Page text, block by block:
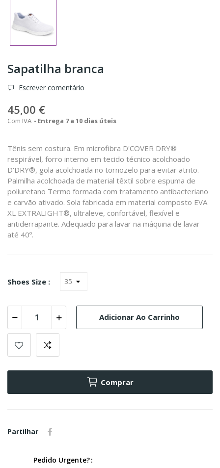
Sapatilha branca
Escrever comentário
45,00 €
Com IVA Entrega 7 a 10 dias úteis
Tênis sem costura. Em microfibra D'COVER DRY®
respirável, forro interno em tecido técnico acolchoado
D'DRY®, gola acolchoada no tornozelo para evitar atrito.
Palmilha acolchoada de material têxtil sobre espuma de
poliuretano Termo formada com tratamento antibacteriano
e carvão ativado. Sola fabricada em material composto EVA
XL EXTRALIGHT®, ultraleve, confortável, flexível e
antiderrapante. Adequado para lavar na máquina de lavar
até 40º.
Shoes Size :
Adicionar Ao Carrinho
Comprar
Partilhar
Pedido Urgente?